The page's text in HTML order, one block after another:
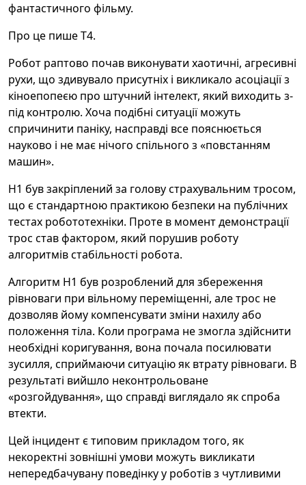
фантастичного фільму.
Про це пише Т4.
Робот раптово почав виконувати хаотичні, агресивні
рухи, що здивувало присутніх і викликало асоціації з
кіноепопеєю про штучний інтелект, який виходить з-
під контролю. Хоча подібні ситуації можуть
спричинити паніку, насправді все пояснюється
науково і не має нічого спільного з «повстанням
машин».
H1 був закріплений за голову страхувальним тросом,
що є стандартною практикою безпеки на публічних
тестах робототехніки. Проте в момент демонстрації
трос став фактором, який порушив роботу
алгоритмів стабільності робота.
Алгоритм H1 був розроблений для збереження
рівноваги при вільному переміщенні, але трос не
дозволяв йому компенсувати зміни нахилу або
положення тіла. Коли програма не змогла здійснити
необхідні коригування, вона почала посилювати
зусилля, сприймаючи ситуацію як втрату рівноваги. В
результаті вийшло неконтрольоване
«розгойдування», що справді виглядало як спроба
втекти.
Цей інцидент є типовим прикладом того, як
некоректні зовнішні умови можуть викликати
непередбачувану поведінку у роботів з чутливими